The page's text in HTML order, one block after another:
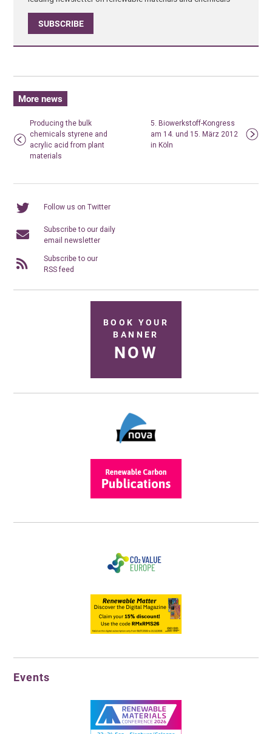
SUBSCRIBE
More news
Producing the bulk
chemicals styrene and
acrylic acid from plant
materials
5. Biowerkstoff-Kongress
am 14. und 15. März 2012
in Köln
Follow us on Twitter
Subscribe to our daily
email newsletter
Subscribe to our
RSS feed
BOOK YOUR
BANNER
NOW
Events